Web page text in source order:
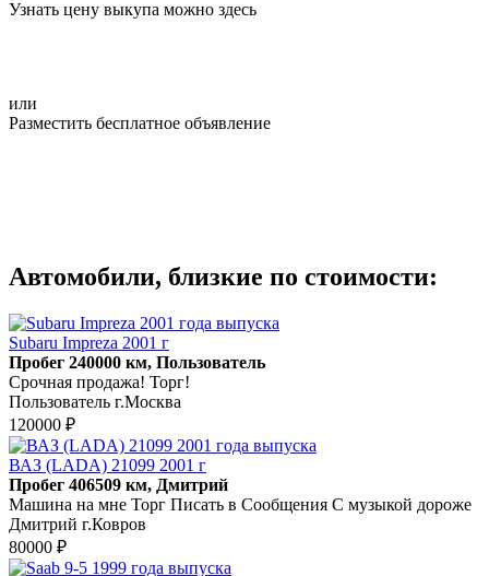
Узнать цену выкупа можно здесь
или
Разместить бесплатное объявление
Автомобили, близкие по стоимости:
Subaru Impreza 2001 г
Пробег 240000 км, Пользователь
Срочная продажа! Торг!
Пользователь г.Москва
120000 ₽
ВАЗ (LADA) 21099 2001 г
Пробег 406509 км, Дмитрий
Машина на мне Торг Писать в Сообщения С музыкой дороже
Дмитрий г.Ковров
80000 ₽